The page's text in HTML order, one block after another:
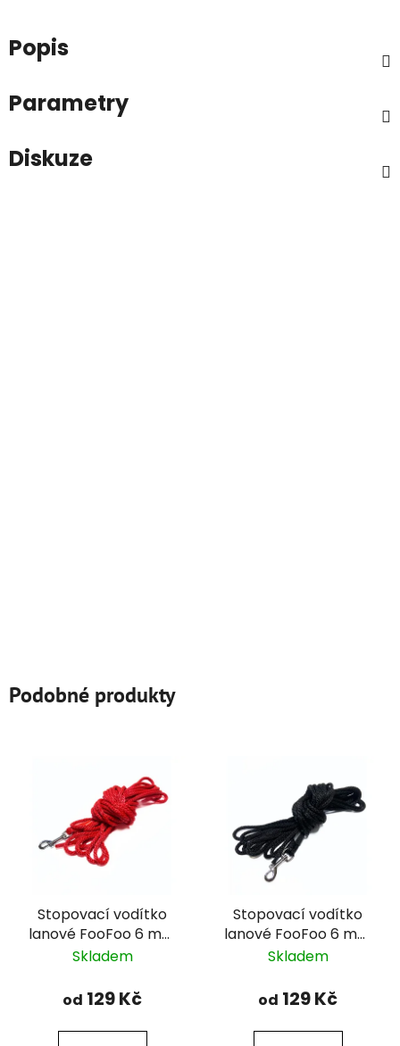
Popis
Parametry
Diskuze
Podobné produkty
Stopovací vodítko
lanové FooFoo 6 mm
- červené
Skladem
od 129 Kč
Stopovací vodítko
lanové FooFoo 6 mm
- černé
Skladem
od 129 Kč